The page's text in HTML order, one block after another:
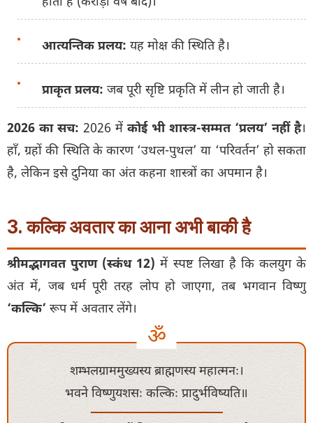
आत्यन्तिक प्रलय: यह मोक्ष की स्थिति है।
प्राकृत प्रलय: जब पूरी सृष्टि प्रकृति में लीन हो जाती है।
2026 का सच: 2026 में कोई भी शास्त्र-सम्मत ‘प्रलय’ नहीं है।
हाँ, ग्रहों की स्थिति के कारण ‘उथल-पुथल’ या ‘परिवर्तन’ हो सकता
है, लेकिन इसे दुनिया का अंत कहना शास्त्रों का अपमान है।
3. कल्कि अवतार का आना अभी बाकी है
श्रीमद्भागवत पुराण (स्कंध 12) में स्पष्ट लिखा है कि कलयुग के
अंत में, जब धर्म पूरी तरह लोप हो जाएगा, तब भगवान विष्णु
‘कल्कि’ रूप में अवतार लेंगे।
शम्भलग्राममुख्यस्य ब्राह्मणस्य महात्मनः।
भवने विष्णुयशसः कल्किः प्रादुर्भविष्यति॥